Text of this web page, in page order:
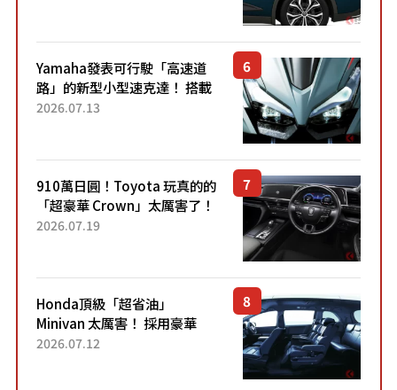
Yamaha發表可行駛「高速道
路」的新型小型速克達！ 搭載
能享受超強勁「渦輪感」的動
2026.07.13
910萬日圓！Toyota 玩真的的
「超豪華 Crown」太厲害了！
採用由「匠人技藝」打造的
2026.07.19
Honda頂級「超省油」
Minivan 太厲害！ 採用豪華
「真皮座椅」與專屬「黑色內
2026.07.12